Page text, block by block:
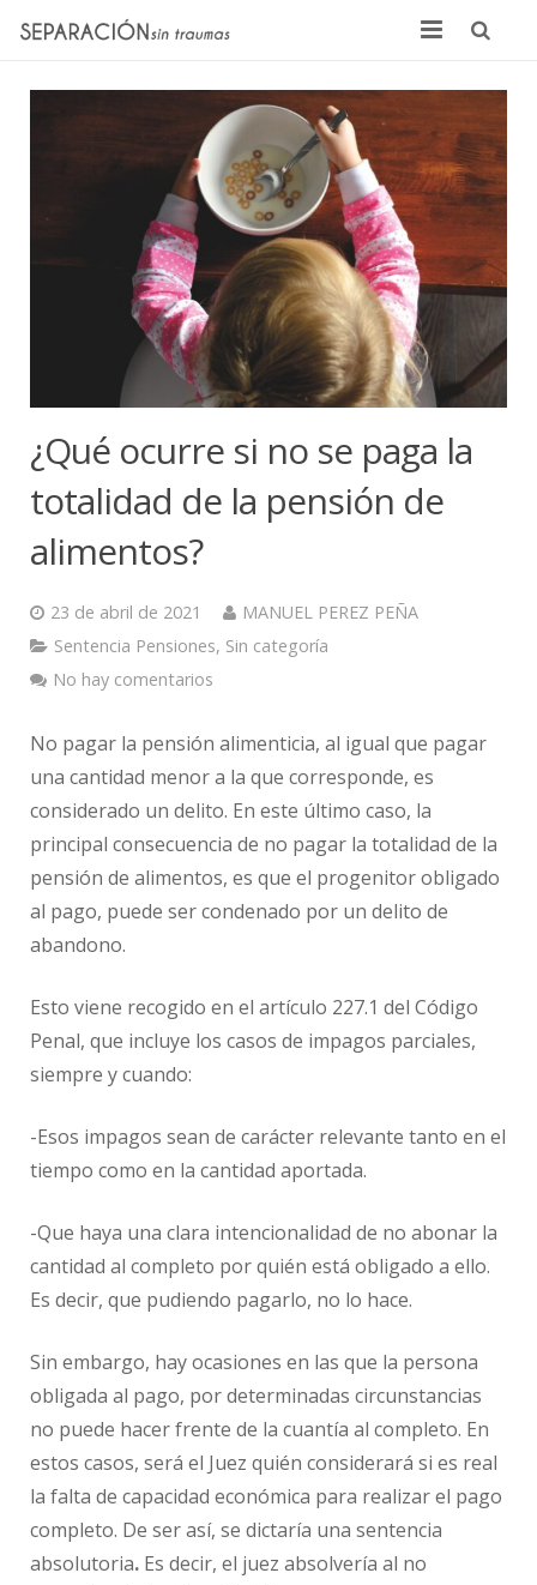
Inicio
¿Qué ocurre si no se paga la
totalidad de la pensión de
alimentos?
23 de abril de 2021
MANUEL PEREZ PEÑA
Sentencia Pensiones, Sin categoría
No hay comentarios
No pagar la pensión alimenticia, al igual que pagar
una cantidad menor a la que corresponde, es
considerado un delito. En este último caso, la
principal consecuencia de no pagar la totalidad de la
pensión de alimentos, es que el progenitor obligado
al pago, puede ser condenado por un delito de
abandono.
Esto viene recogido en el artículo 227.1 del Código
Penal, que incluye los casos de impagos parciales,
siempre y cuando:
-Esos impagos sean de carácter relevante tanto en el
tiempo como en la cantidad aportada.
-Que haya una clara intencionalidad de no abonar la
cantidad al completo por quién está obligado a ello.
Es decir, que pudiendo pagarlo, no lo hace.
Sin embargo, hay ocasiones en las que la persona
obligada al pago, por determinadas circunstancias
no puede hacer frente de la cuantía al completo. En
estos casos, será el Juez quién considerará si es real
la falta de capacidad económica para realizar el pago
completo. De ser así, se dictaría una sentencia
absolutoria. Es decir, el juez absolvería al no